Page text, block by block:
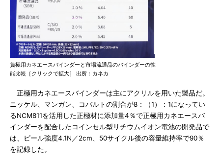
負極用カネエースバインダーと市場流通品のバインダーの性
能比較［クリックで拡大］ 出所：カネカ
正極用カネエースバインダーは主にアクリルを用いた製品だ。
ニッケル、マンガン、コバルトの割合が8：（1）：1になってい
るNCM811を活用した正極材に添加量4％で正極用カネエースバ
インダーを配合したコインセル型リチウムイオン電池の開発品で
は、ピール強度4.1N／2cm、50サイクル後の容量維持率で90％
を記録した。